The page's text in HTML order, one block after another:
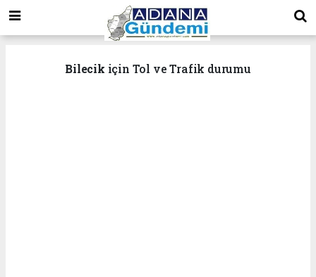
Bilecik için Tol ve Trafik durumu